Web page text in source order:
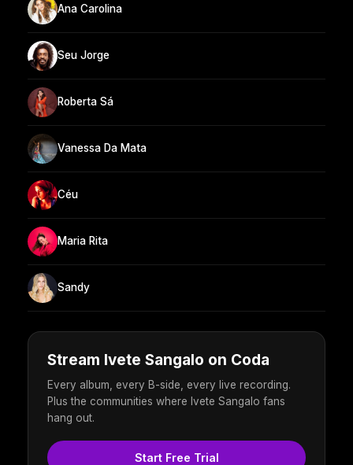
Ana Carolina
Seu Jorge
Roberta Sá
Vanessa Da Mata
Céu
Maria Rita
Sandy
Stream Ivete Sangalo on Coda
Every album, every B-side, every live recording.
Plus the communities where Ivete Sangalo fans
hang out.
Start Free Trial